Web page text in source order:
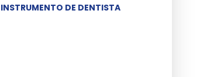
INSTRUMENTO DE DENTISTA